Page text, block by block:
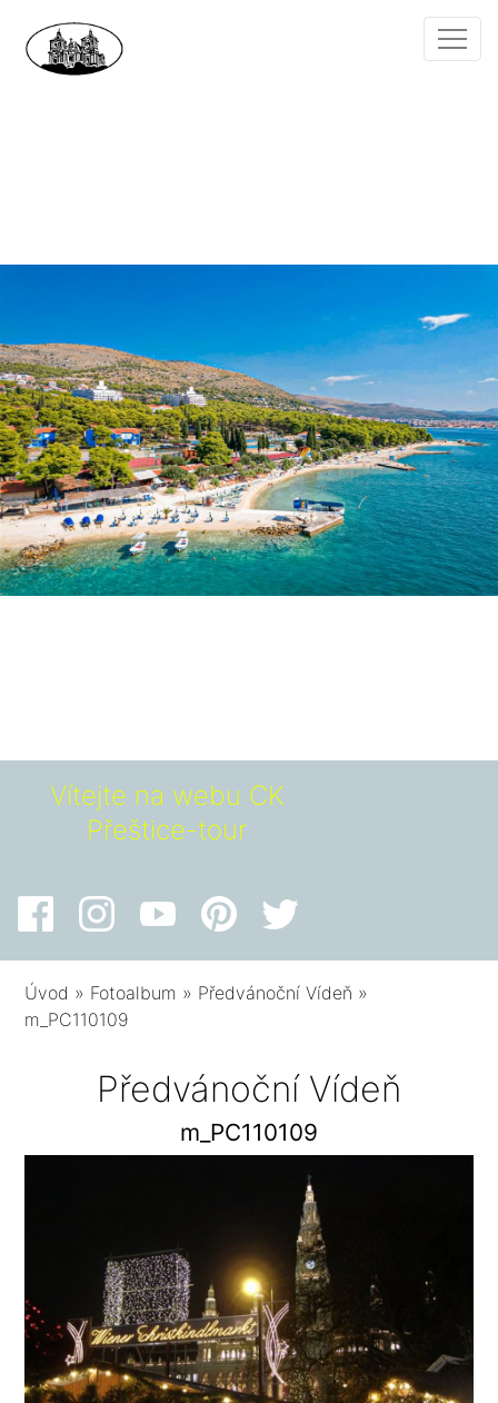
Vítejte na webu CK
Přeštice-tour
Úvod » Fotoalbum » Předvánoční Vídeň »
m_PC110109
Předvánoční Vídeň
m_PC110109